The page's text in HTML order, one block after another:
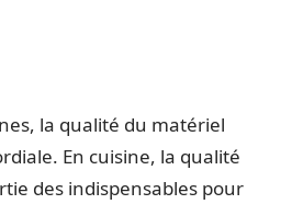
la qualité du matériel
En cuisine, la qualité
des indispensables pour